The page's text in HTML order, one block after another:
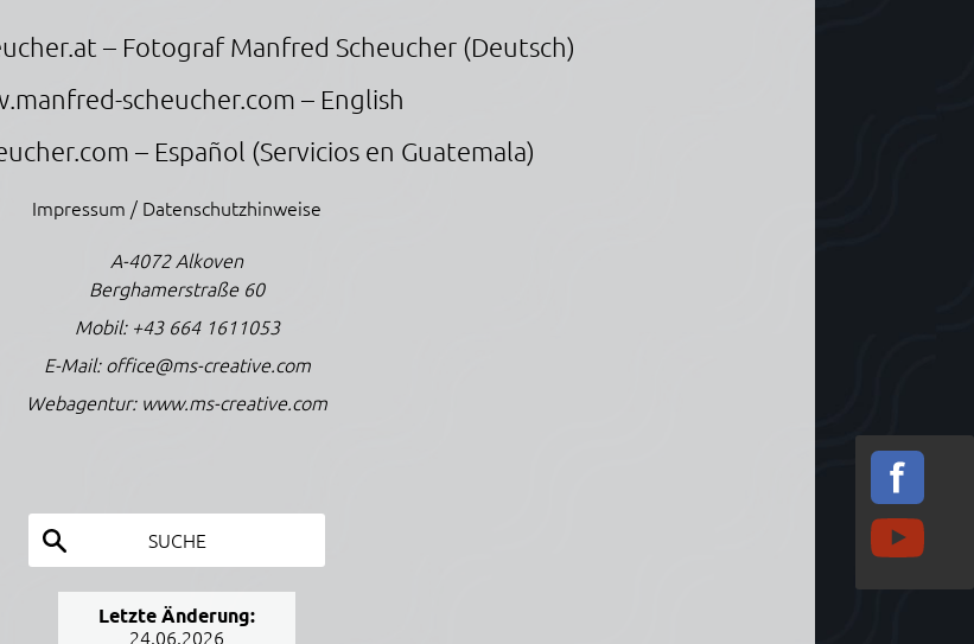
– Fotograf Manfred Scheucher (Deutsch)
scheucher.com – English
– Español (Servicios en Guatemala)
Impressum / Datenschutzhinweise
A-4072 Alkoven
Berghamerstraße 60
Mobil: +43 664 1611053
E-Mail: office@ms-creative.com
Webagentur: www.ms-creative.com
SUCHE
Letzte Änderung:
24.06.2026